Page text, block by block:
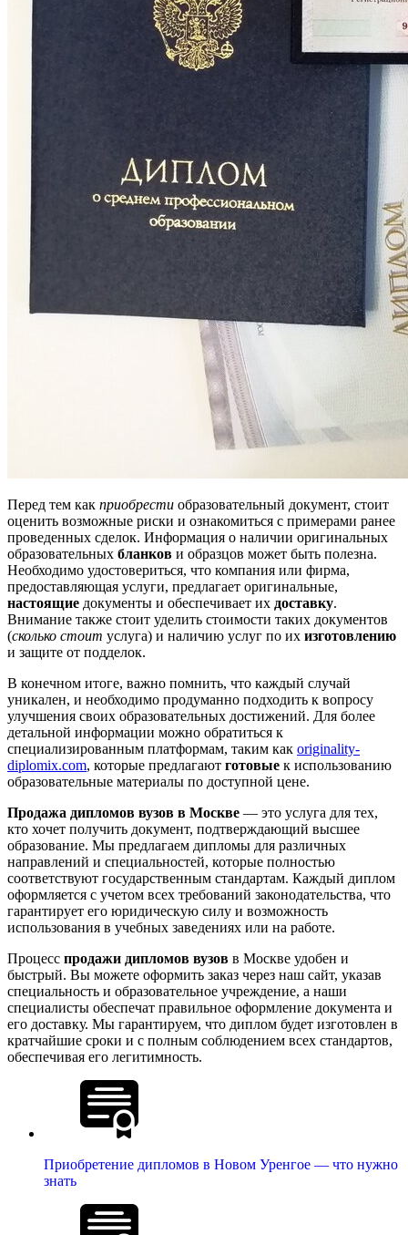
Перед тем как приобрести образовательный документ, стоит
оценить возможные риски и ознакомиться с примерами ранее
проведенных сделок. Информация о наличии оригинальных
образовательных бланков и образцов может быть полезна.
Необходимо удостовериться, что компания или фирма,
предоставляющая услуги, предлагает оригинальные,
настоящие документы и обеспечивает их доставку.
Внимание также стоит уделить стоимости таких документов
(сколько стоит услуга) и наличию услуг по их изготовлению
и защите от подделок.
В конечном итоге, важно помнить, что каждый случай
уникален, и необходимо продуманно подходить к вопросу
улучшения своих образовательных достижений. Для более
детальной информации можно обратиться к
специализированным платформам, таким как originality-
diplomix.com, которые предлагают готовые к использованию
образовательные материалы по доступной цене.
Продажа дипломов вузов в Москве — это услуга для тех,
кто хочет получить документ, подтверждающий высшее
образование. Мы предлагаем дипломы для различных
направлений и специальностей, которые полностью
соответствуют государственным стандартам. Каждый диплом
оформляется с учетом всех требований законодательства, что
гарантирует его юридическую силу и возможность
использования в учебных заведениях или на работе.
Процесс продажи дипломов вузов в Москве удобен и
быстрый. Вы можете оформить заказ через наш сайт, указав
специальность и образовательное учреждение, а наши
специалисты обеспечат правильное оформление документа и
его доставку. Мы гарантируем, что диплом будет изготовлен в
кратчайшие сроки и с полным соблюдением всех стандартов,
обеспечивая его легитимность.
Приобретение дипломов в Новом Уренгое — что нужно
знать